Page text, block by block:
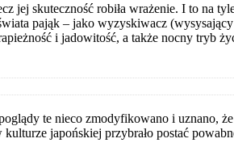
jej skuteczność robiła wrażenie. I to na
pająk – jako wyzyskiwacz
i jadowitość, a także nocny tryb
te nieco zmodyfikowano i uznano,
japońskiej przybrało postać